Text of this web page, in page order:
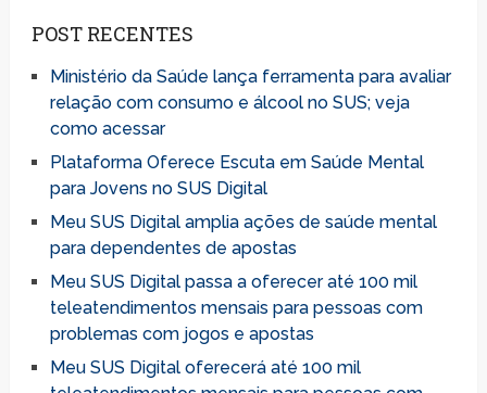
POST RECENTES
Ministério da Saúde lança ferramenta para avaliar
relação com consumo e álcool no SUS; veja
como acessar
Plataforma Oferece Escuta em Saúde Mental
para Jovens no SUS Digital
Meu SUS Digital amplia ações de saúde mental
para dependentes de apostas
Meu SUS Digital passa a oferecer até 100 mil
teleatendimentos mensais para pessoas com
problemas com jogos e apostas
Meu SUS Digital oferecerá até 100 mil